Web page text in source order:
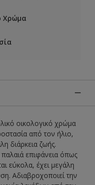
Χρώμα
οικολογικό χρώμα
από τον ήλιο,
διάρκεια ζωής.
επιφάνεια όπως
εύκολα, έχει μεγάλη
Αδιαβροχοποιεί την